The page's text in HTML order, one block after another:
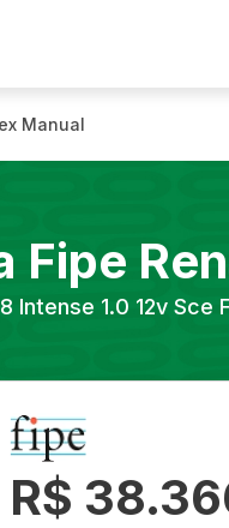
Manual
Fipe
Intense 1.0 12v Sce
R$